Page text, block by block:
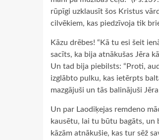
rūpīgi uzklausīt šos Kristus
cilvēkiem, kas piedzīvoja tik
Kāzu drēbes! “Kā tu esi šeit
sacīts, ka bija atnākušas Jēra
Un tad bija piebilsts: “Proti,
izglābto pulku, kas ietērpts
mazgājuši un tās balinājuši
Un par Laodiķejas remdeno
kausētu, lai tu būtu bagāts, un
kāzām atnākušie, kas tur sēž